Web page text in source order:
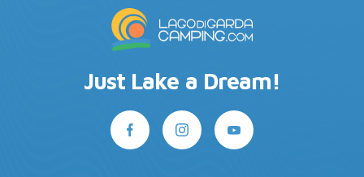
Just Lake a Dream!